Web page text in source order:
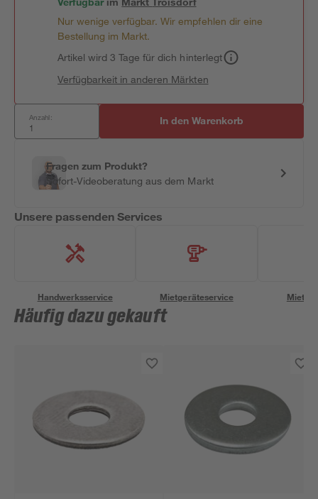
Nur wenige verfügbar. Wir empfehlen dir eine
Bestellung im Markt.
Artikel wird 3 Tage für dich hinterlegt
Verfügbarkeit in anderen Märkten
Anzahl: In den Warenkorb
Fragen zum Produkt?
Sofort-Videoberatung aus dem Markt
Unsere passenden Services
Handwerksservice Mietgeräteservice
Häufig dazu gekauft